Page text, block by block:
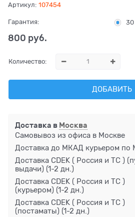
Артикул: 107454
Гарантия: 30
800 руб.
Количество:
ДОБАВИТЬ
Доставка в Москва
Самовывоз из офиса в Москве
Доставка до МКАД курьером по
Доставка CDEK ( Россия и ТС )
выдачи) (1-2 дн.)
Доставка CDEK ( Россия и ТС )
(курьером) (1-2 дн.)
Доставка CDEK ( Россия и ТС )
(постаматы) (1-2 дн.)